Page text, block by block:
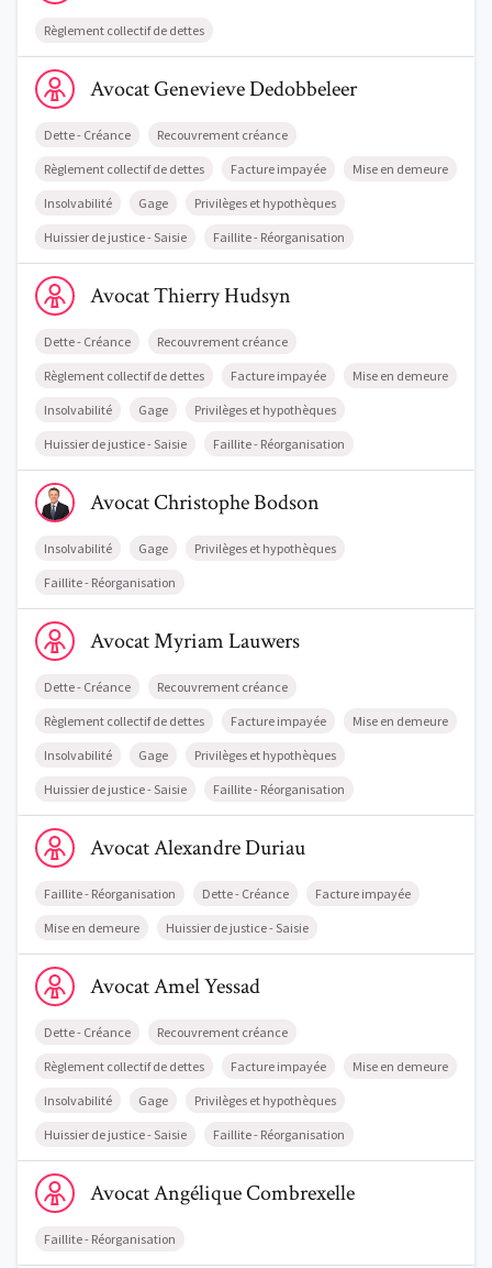
Trouve un avocat
Règlement collectif de dettes
Voir le profil de AvocatGenevieve Dedobbeleer
AvocatGenevieveDedobbeleer
Dette - Créance Recouvrement créance
Règlement collectif de dettes Facture impayée Mise en demeure
Insolvabilité Gage Privilèges et hypothèques
Huissier de justice - Saisie Faillite - Réorganisation
Voir le profil de AvocatThierry Hudsyn
AvocatThierryHudsyn
Dette - Créance Recouvrement créance
Règlement collectif de dettes Facture impayée Mise en demeure
Insolvabilité Gage Privilèges et hypothèques
Huissier de justice - Saisie Faillite - Réorganisation
Voir le profil de AvocatChristophe Bodson
AvocatChristopheBodson
Insolvabilité Gage Privilèges et hypothèques
Faillite - Réorganisation
Voir le profil de AvocatMyriam Lauwers
AvocatMyriamLauwers
Dette - Créance Recouvrement créance
Règlement collectif de dettes Facture impayée Mise en demeure
Insolvabilité Gage Privilèges et hypothèques
Huissier de justice - Saisie Faillite - Réorganisation
Voir le profil de AvocatAlexandre Duriau
AvocatAlexandreDuriau
Faillite - Réorganisation Dette - Créance Facture impayée
Mise en demeure Huissier de justice - Saisie
Voir le profil de AvocatAmel Yessad
AvocatAmelYessad
Dette - Créance Recouvrement créance
Règlement collectif de dettes Facture impayée Mise en demeure
Insolvabilité Gage Privilèges et hypothèques
Huissier de justice - Saisie Faillite - Réorganisation
Voir le profil de AvocatAngélique Combrexelle
AvocatAngéliqueCombrexelle
Faillite - Réorganisation